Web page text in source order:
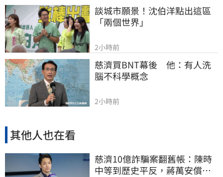
談城市願景！沈伯洋點出這區
「兩個世界」
2小時前
慈濟買BNT幕後　他：有人洗
腦不科學概念
2小時前
其他人也在看
慈濟10億詐騙案翻舊帳：陳時
中等到歷史平反，蔣萬安償還